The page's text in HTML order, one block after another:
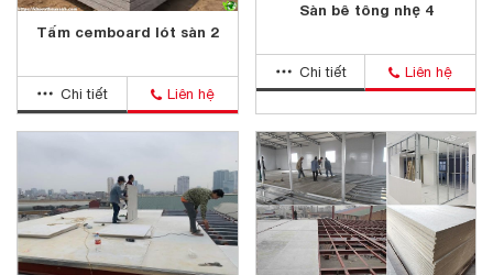
Tấm cemboard lót sàn 2
Chi tiết Liên hệ
Sàn bê tông nhẹ 4
Chi tiết Liên hệ